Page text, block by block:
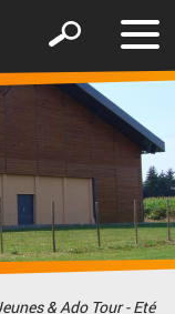
le
Afficher
formulaire
de
recherche
& Ado Tour - Eté